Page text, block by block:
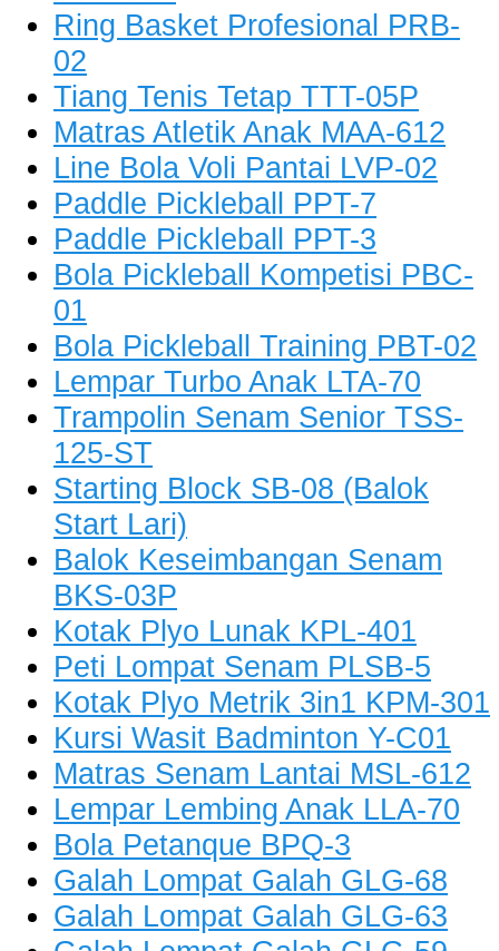
Ring Basket Profesional PRB-
02
Tiang Tenis Tetap TTT-05P
Matras Atletik Anak MAA-612
Line Bola Voli Pantai LVP-02
Paddle Pickleball PPT-7
Paddle Pickleball PPT-3
Bola Pickleball Kompetisi PBC-
01
Bola Pickleball Training PBT-02
Lempar Turbo Anak LTA-70
Trampolin Senam Senior TSS-
125-ST
Starting Block SB-08 (Balok
Start Lari)
Balok Keseimbangan Senam
BKS-03P
Kotak Plyo Lunak KPL-401
Peti Lompat Senam PLSB-5
Kotak Plyo Metrik 3in1 KPM-301
Kursi Wasit Badminton Y-C01
Matras Senam Lantai MSL-612
Lempar Lembing Anak LLA-70
Bola Petanque BPQ-3
Galah Lompat Galah GLG-68
Galah Lompat Galah GLG-63